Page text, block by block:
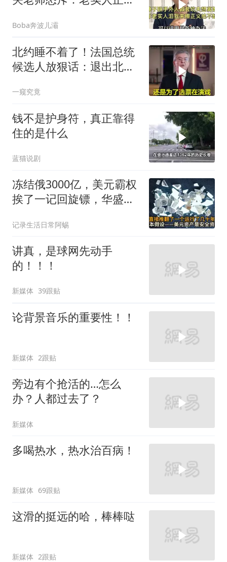
Boba奔波儿灞
北约睡不着了！法国总统
候选人放狠话：退出北
一窥究竟
钱不是护身符，真正靠得
住的是什么
蓝猫说剧
冻结俄3000亿，美元霸权
挨了一记回旋镖，华盛顿
记录生活日常阿蜴
讲真，是球网先动手
的！！！
新媒体 39跟贴
论背景音乐的重要性！！
新媒体 2跟贴
旁边有个抢活的…怎么
办？人都过去了？
新媒体
多喝热水，热水治百病！
新媒体 69跟贴
这滑的挺远的哈，棒棒哒
新媒体 2跟贴